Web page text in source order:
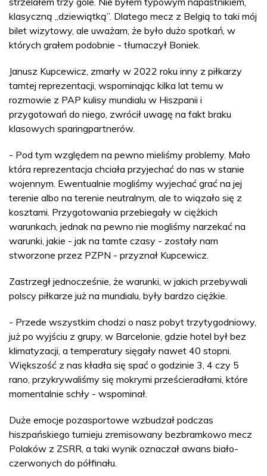
klasyczną „dziewiątką”. Dlatego mecz z Belgią to taki mój
bilet wizytowy, ale uważam, że było dużo spotkań, w
których grałem podobnie - tłumaczył Boniek.
Janusz Kupcewicz, zmarły w 2022 roku inny z piłkarzy
tamtej reprezentacji, wspominając kilka lat temu w
rozmowie z PAP kulisy mundialu w Hiszpanii i
przygotowań do niego, zwrócił uwagę na fakt braku
klasowych sparingpartnerów.
- Pod tym względem na pewno mieliśmy problemy. Mało
która reprezentacja chciała przyjechać do nas w stanie
wojennym. Ewentualnie mogliśmy wyjechać grać na jej
terenie albo na terenie neutralnym, ale to wiązało się z
kosztami. Przygotowania przebiegały w ciężkich
warunkach, jednak na pewno nie mogliśmy narzekać na
warunki, jakie - jak na tamte czasy - zostały nam
stworzone przez PZPN - przyznał Kupcewicz.
Zastrzegł jednocześnie, że warunki, w jakich przebywali
polscy piłkarze już na mundialu, były bardzo ciężkie.
- Przede wszystkim chodzi o nasz pobyt trzytygodniowy,
już po wyjściu z grupy, w Barcelonie, gdzie hotel był bez
klimatyzacji, a temperatury sięgały nawet 40 stopni.
Większość z nas kładła się spać o godzinie 3, 4 czy 5
rano, przykrywaliśmy się mokrymi prześcieradłami, które
momentalnie schły - wspominał.
Duże emocje pozasportowe wzbudzał podczas
hiszpańskiego turnieju zremisowany bezbramkowo mecz
Polaków z ZSRR, a taki wynik oznaczał awans biało-
czerwonych do półfinału.